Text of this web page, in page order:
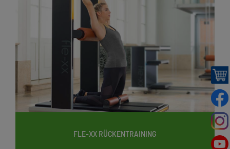
FLE-XX RÜCKENTRAINING